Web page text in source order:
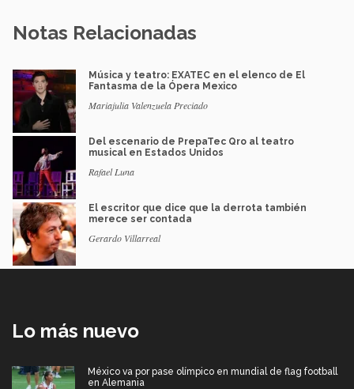
Notas Relacionadas
Música y teatro: EXATEC en el elenco de El
Fantasma de la Ópera Mexico
Mariajulia Valenzuela Preciado
Del escenario de PrepaTec Qro al teatro
musical en Estados Unidos
Rafael Luna
El escritor que dice que la derrota también
merece ser contada
Gerardo Villarreal
Lo más nuevo
México va por pase olímpico en mundial de flag football
en Alemania